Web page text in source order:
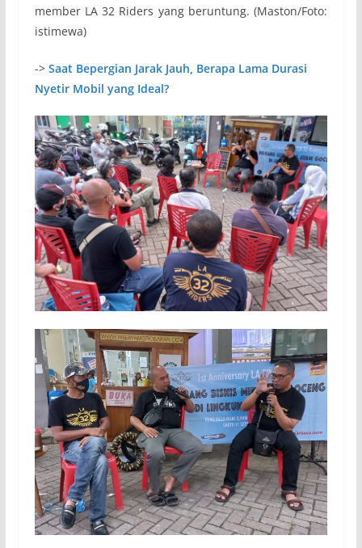
member LA 32 Riders yang beruntung. (Maston/Foto:
istimewa)
-> Saat Bepergian Jarak Jauh, Berapa Lama Durasi
Nyetir Mobil yang Ideal?